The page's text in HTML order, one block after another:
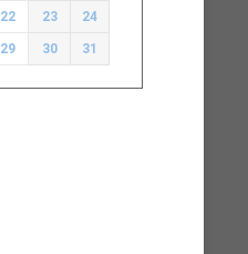
22 23 24
29 30 31